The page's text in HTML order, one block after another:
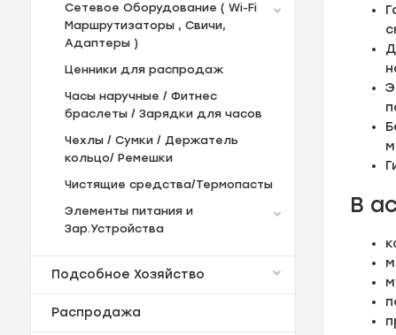
Сетевое Оборудование ( Wi-Fi
Маршрутизаторы , Свичи,
Адаптеры )
Ценники для распродаж
Часы наручные / Фитнес
браслеты / Зарядки для часов
Чехлы / Сумки / Держатель
кольцо/ Ремешки
Чистящие средства/Термопасты
Элементы питания и
Зар.Устройства
Подсобное Хозяйство
Распродажа
В